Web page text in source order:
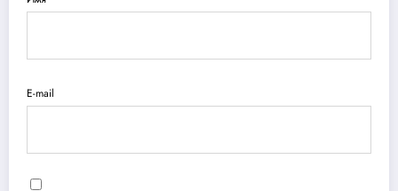
E-mail